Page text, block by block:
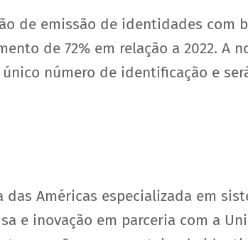
de emissão de identidades com
de 72% em relação a 2022. A
único número de identificação e
das Américas especializada em
e inovação em parceria com a